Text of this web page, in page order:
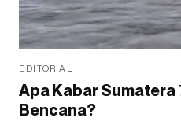
EDITORIAL
Apa Kabar Sumatera
Bencana?